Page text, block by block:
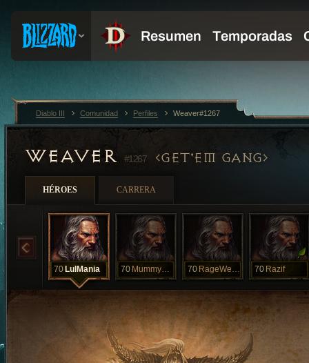
WEAVER #1267 GET'EM GANG
HÉROES CARRERA
70 LulMania 70 MummyPet 70 RageWeaver 70 Razif
Diablo III Comunidad Perfiles Weaver#1267